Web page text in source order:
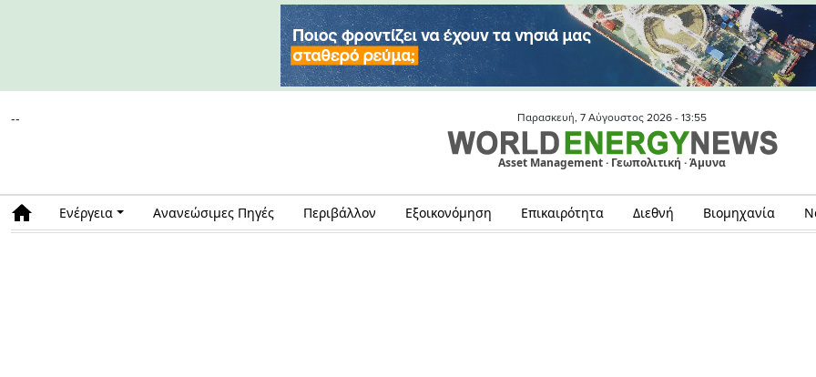
-- Παρασκευή, 7 Αύγουστος 2026 - 13:55
Asset Management · Γεωπολιτική · Άμυνα
Ενέργεια Ανανεώσιμες Πηγές Περιβάλλον Εξοικονόμηση Επικαιρότητα Διεθνή Βιομηχανία